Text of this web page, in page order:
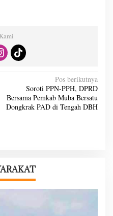
Pos berikutnya
Soroti PPN-PPH, DPRD
Bersama Pemkab Muba Bersatu
Dongkrak PAD di Tengah DBH